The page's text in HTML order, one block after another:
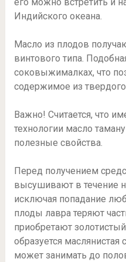
Индийского океана.
Масло из плодов
винтового типа.
соковыжималках, что
содержимое из
Важно! Считается, что
технологии масло
полезные свойства.
Перед получением
высушивают в течение
исключая попадание
плоды лавра теряют
приобретают
образуется маслянистая
может занимать до